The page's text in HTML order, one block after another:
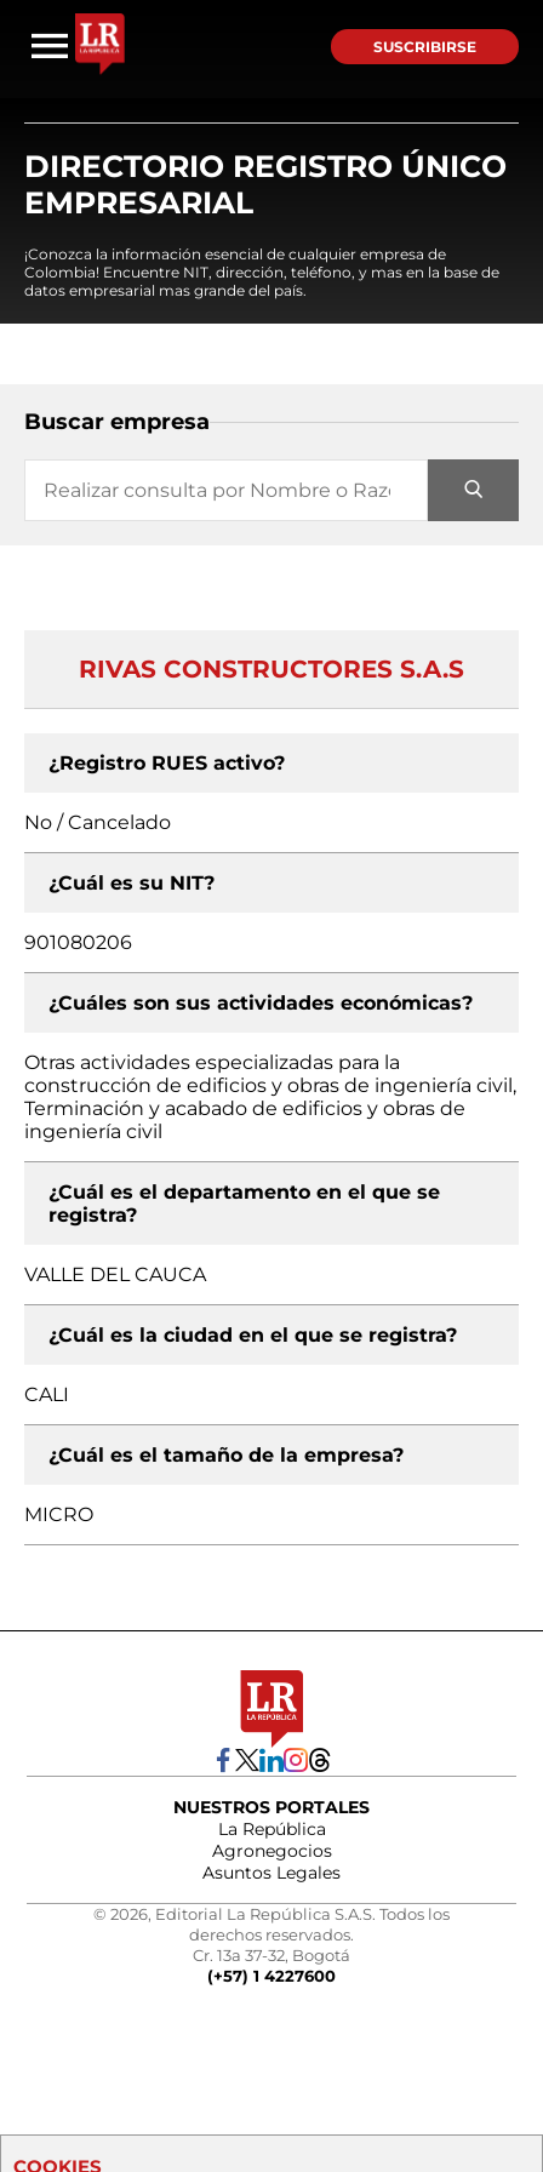
SUSCRIBIRSE
DIRECTORIO REGISTRO ÚNICO
EMPRESARIAL
¡Conozca la información esencial de cualquier empresa de
Colombia! Encuentre NIT, dirección, teléfono, y mas en la base de
datos empresarial mas grande del país.
Buscar empresa
RIVAS CONSTRUCTORES S.A.S
¿Registro RUES activo?
No / Cancelado
¿Cuál es su NIT?
901080206
¿Cuáles son sus actividades económicas?
Otras actividades especializadas para la
construcción de edificios y obras de ingeniería civil,
Terminación y acabado de edificios y obras de
ingeniería civil
¿Cuál es el departamento en el que se
registra?
VALLE DEL CAUCA
¿Cuál es la ciudad en el que se registra?
CALI
¿Cuál es el tamaño de la empresa?
MICRO
NUESTROS PORTALES
La República
Agronegocios
Asuntos Legales
© 2026, Editorial La República S.A.S. Todos los
derechos reservados.
Cr. 13a 37-32, Bogotá
(+57) 1 4227600
COOKIES